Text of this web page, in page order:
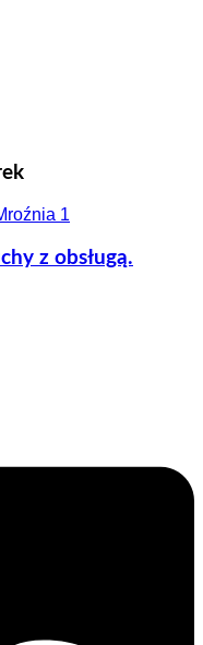
1
z obsługą.